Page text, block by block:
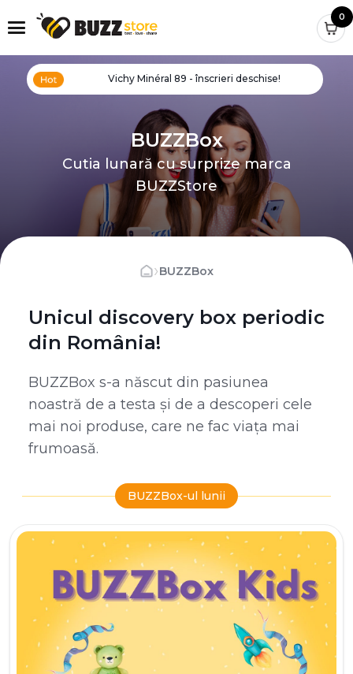
0
Vichy Minéral 89 - înscrieri deschise!
BUZZBox
Cutia lunară cu surprize marca
BUZZStore
›BUZZBox
Unicul discovery box periodic
din România!
BUZZBox s-a născut din pasiunea
noastră de a testa și de a descoperi cele
mai noi produse, care ne fac viața mai
frumoasă.
BUZZBox-ul lunii